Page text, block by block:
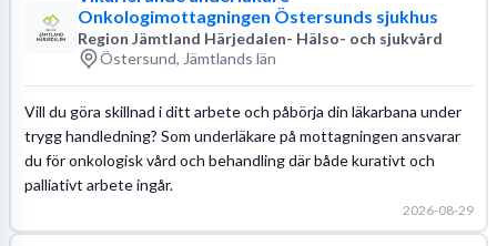
Onkologimottagningen Östersunds sjukhus
Region Jämtland Härjedalen- Hälso- och sjukvård
Östersund, Jämtlands län
Vill du göra skillnad i ditt arbete och påbörja din läkarbana under
trygg handledning? Som underläkare på mottagningen ansvarar
du för onkologisk vård och behandling där både kurativt och
palliativt arbete ingår.
2026-08-29